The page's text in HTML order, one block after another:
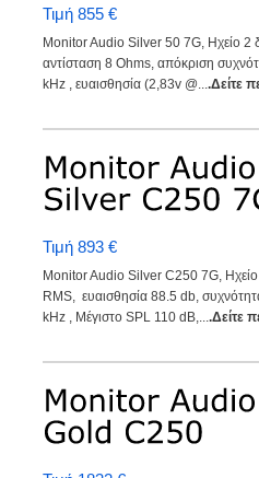
Τιμή 855 €
Monitor Audio Silver 50 7G, Ηχείο 2
αντίσταση 8 Ohms, απόκριση
kHz , ευαισθησία (2,83v @....Δείτε
Τιμή 893 €
Monitor Audio Silver C250 7G,
RMS, ευαισθησία 88.5 db,
kHz , Μέγιστο SPL 110 dB,....Δείτε